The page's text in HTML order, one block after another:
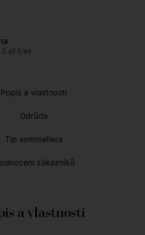
až 5 let
Popis a vlastnosti
Odrůda
Tip sommeliera
zákazníků
a vlastnosti